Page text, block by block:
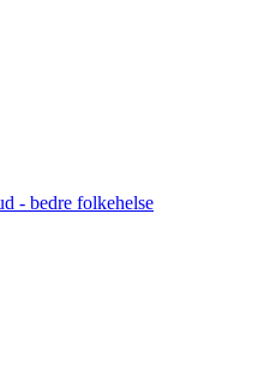
- bedre folkehelse